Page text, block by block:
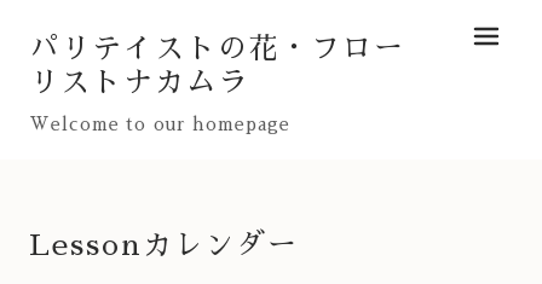
パリテイストの花・フロー
リストナカムラ
Welcome to our homepage
メニュ
Lessonカレンダー